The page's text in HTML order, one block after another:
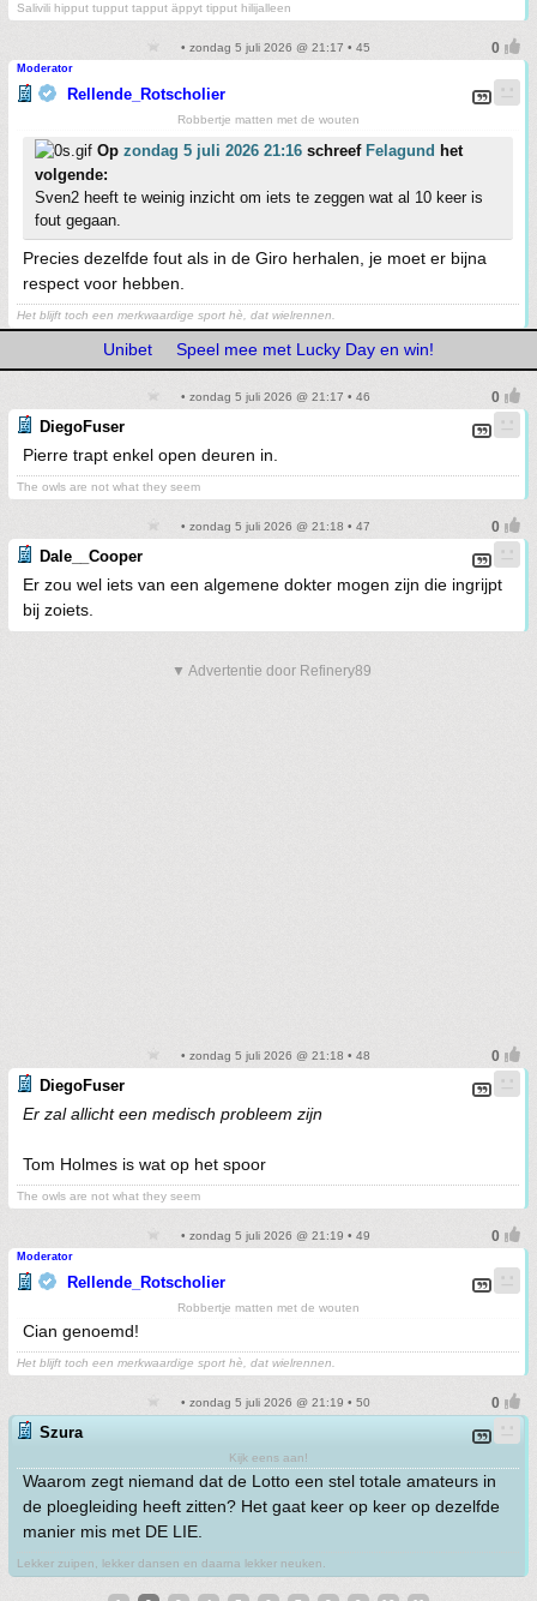
Salivili hipput tupput tapput äppyt tipput hilijalleen
• zondag 5 juli 2026 @ 21:17 • 45
Moderator
Rellende_Rotscholier
Robbertje matten met de wouten
Op zondag 5 juli 2026 21:16 schreef Felagund het
volgende:
Sven2 heeft te weinig inzicht om iets te zeggen wat al 10 keer is
fout gegaan.
Precies dezelfde fout als in de Giro herhalen, je moet er bijna
respect voor hebben.
Het blijft toch een merkwaardige sport hè, dat wielrennen.
Unibet Speel mee met Lucky Day en win!
• zondag 5 juli 2026 @ 21:17 • 46
DiegoFuser
Pierre trapt enkel open deuren in.
The owls are not what they seem
• zondag 5 juli 2026 @ 21:18 • 47
Dale__Cooper
Er zou wel iets van een algemene dokter mogen zijn die ingrijpt
bij zoiets.
▼ Advertentie door Refinery89
• zondag 5 juli 2026 @ 21:18 • 48
DiegoFuser
Er zal allicht een medisch probleem zijn
Tom Holmes is wat op het spoor
The owls are not what they seem
• zondag 5 juli 2026 @ 21:19 • 49
Moderator
Rellende_Rotscholier
Robbertje matten met de wouten
Cian genoemd!
Het blijft toch een merkwaardige sport hè, dat wielrennen.
• zondag 5 juli 2026 @ 21:19 • 50
Szura
Kijk eens aan!
Waarom zegt niemand dat de Lotto een stel totale amateurs in
de ploegleiding heeft zitten? Het gaat keer op keer op dezelfde
manier mis met DE LIE.
Lekker zuipen, lekker dansen en daarna lekker neuken.